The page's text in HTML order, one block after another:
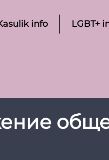
info LGBT+